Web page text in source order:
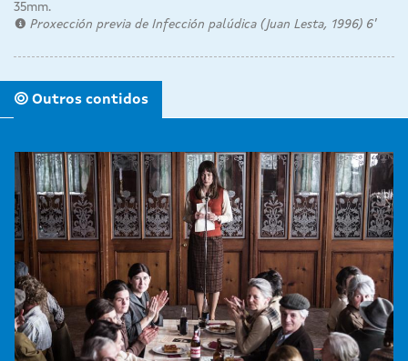
35mm.
Proxección previa de Infección palúdica (Juan Lesta, 1996) 6'
Outros contidos